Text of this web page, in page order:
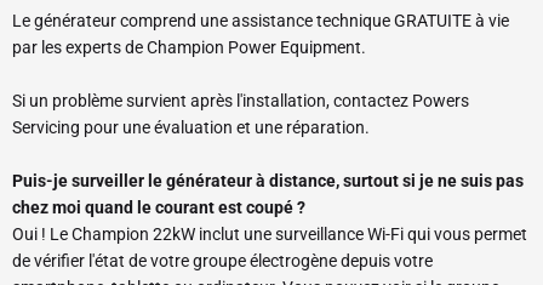
Le générateur comprend une assistance technique GRATUITE à vie
par les experts de Champion Power Equipment.
Si un problème survient après l'installation, contactez Powers
Servicing pour une évaluation et une réparation.
Puis-je surveiller le générateur à distance, surtout si je ne suis pas
chez moi quand le courant est coupé ?
Oui ! Le Champion 22kW inclut une surveillance Wi-Fi qui vous permet
de vérifier l'état de votre groupe électrogène depuis votre